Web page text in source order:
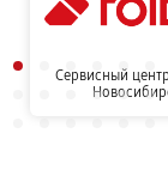
Сервисный